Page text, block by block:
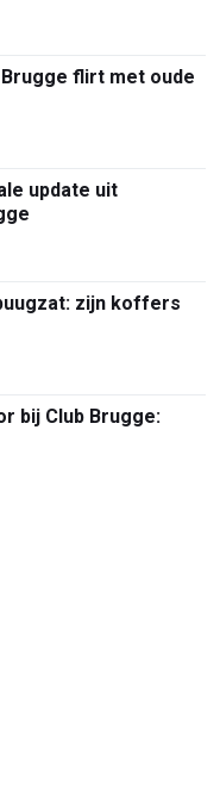
flirt met oude
update uit
zijn koffers
bij Club Brugge: